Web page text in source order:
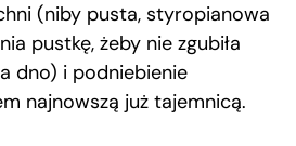
(niby pusta, styropianowa
pustkę, żeby nie zgubiła
dno) i podniebienie
najnowszą już tajemnicą.